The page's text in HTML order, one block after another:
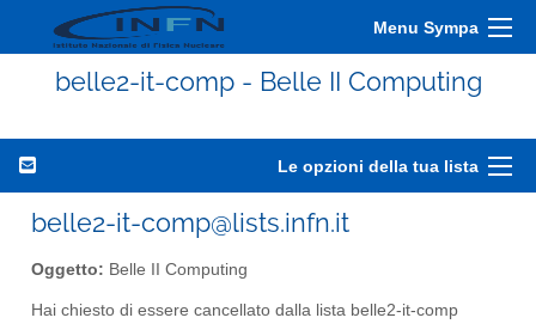
Menu Sympa
belle2-it-comp - Belle II Computing
Le opzioni della tua lista
belle2-it-comp@lists.infn.it
Oggetto: Belle II Computing
Hai chiesto di essere cancellato dalla lista belle2-it-comp